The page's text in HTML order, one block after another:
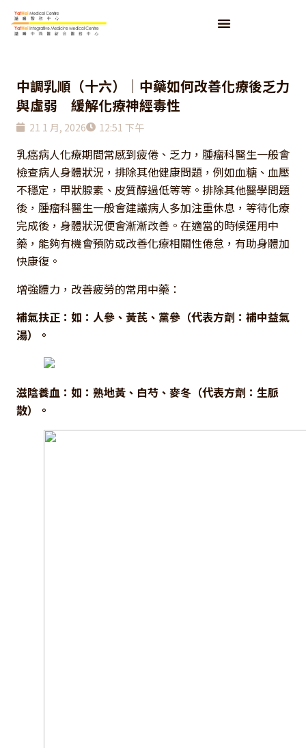
中調乳順（十六）｜中藥如何改善化療後乏力
與虛弱 緩解化療神經毒性
21 1 月, 2026 12:51 下午
乳癌病人化療期間常感到疲倦、乏力，腫瘤科醫生一般會
檢查病人身體狀況，排除其他健康問題，例如血糖、血壓
不穩定，甲狀腺素、皮質醇過低等等。排除其他醫學問題
後，腫瘤科醫生一般會建議病人多加注重休息，等待化療
完成後，身體狀況便會漸漸改善。在適當的時候運用中
藥，能夠有機會預防或改善化療相關性倦怠，有助身體加
快康復。
增強體力，改善疲勞的常用中藥：
補氣扶正：如：人參、黃芪、黨參（代表方劑：補中益氣
湯）。
滋陰養血：如：熟地黃、白芍、麥冬（代表方劑：生脈
散）。